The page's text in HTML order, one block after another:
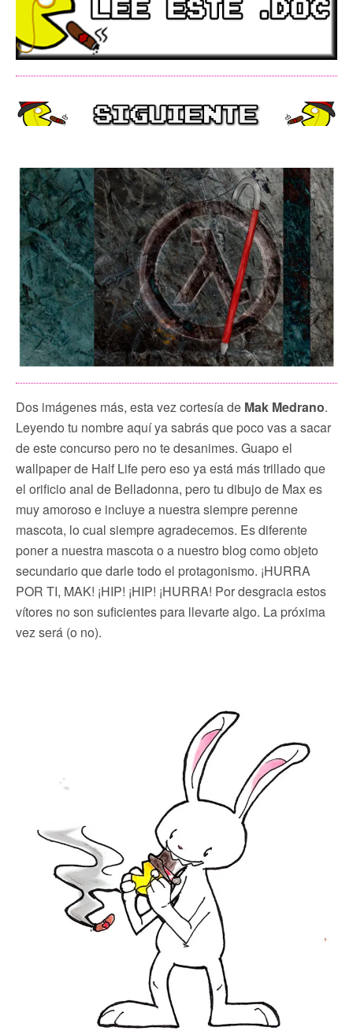
Dos imágenes más, esta vez cortesía de Mak Medrano.
Leyendo tu nombre aquí ya sabrás que poco vas a sacar
de este concurso pero no te desanimes. Guapo el
wallpaper de Half Life pero eso ya está más trillado que
el orificio anal de Belladonna, pero tu dibujo de Max es
muy amoroso e incluye a nuestra siempre perenne
mascota, lo cual siempre agradecemos. Es diferente
poner a nuestra mascota o a nuestro blog como objeto
secundario que darle todo el protagonismo. ¡HURRA
POR TI, MAK! ¡HIP! ¡HIP! ¡HURRA! Por desgracia estos
vítores no son suficientes para llevarte algo. La próxima
vez será (o no).